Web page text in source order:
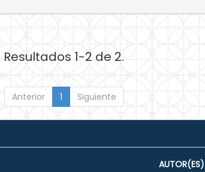
Resultados 1-2 de 2.
Anterior 1 Siguiente
AUTOR(ES)